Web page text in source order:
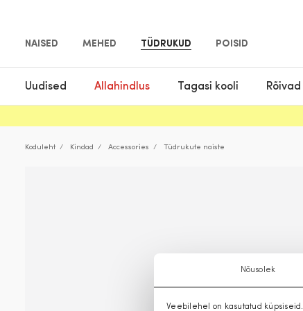
Nõusolek
Veebilehel on kasutatud küpsiseid.
NAISED MEHED TÜDRUKUD POISID
Uudised Allahindlus Tagasi kooli Rõivad
Koduleht Kindad Accessories Tüdrukute naiste